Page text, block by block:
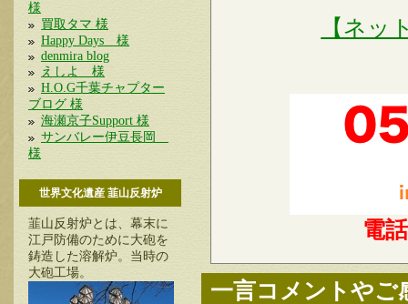
様
買取タマ 様
Happy Days 様
denmira blog
えしよ 様
H.O.G千葉チャプター
ブログ 様
海瀬京子Support 様
サンバレー伊豆長岡
様
世界文化遺産 韮山反射炉
韮山反射炉とは、幕末に
江戸防備のために大砲を
鋳造した溶解炉。当時の
大砲工場。
【ネッ
電話
一言コメントやご